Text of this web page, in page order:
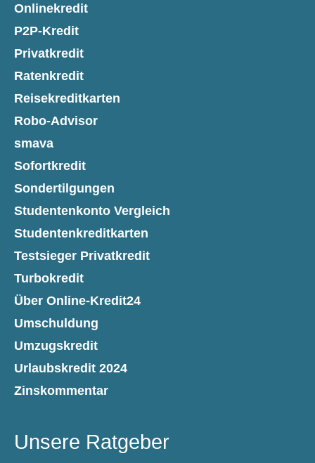
Onlinekredit
P2P-Kredit
Privatkredit
Ratenkredit
Reisekreditkarten
Robo-Advisor
smava
Sofortkredit
Sondertilgungen
Studentenkonto Vergleich
Studentenkreditkarten
Testsieger Privatkredit
Turbokredit
Über Online-Kredit24
Umschuldung
Umzugskredit
Urlaubskredit 2024
Zinskommentar
Unsere Ratgeber